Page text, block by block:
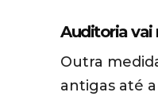
Auditoria vai
Outra
antigas até